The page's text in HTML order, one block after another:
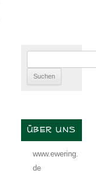
nach:
ÜBER UNS
www.ewering.
de